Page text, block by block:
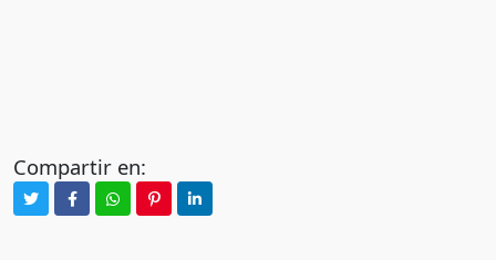
Compartir en: